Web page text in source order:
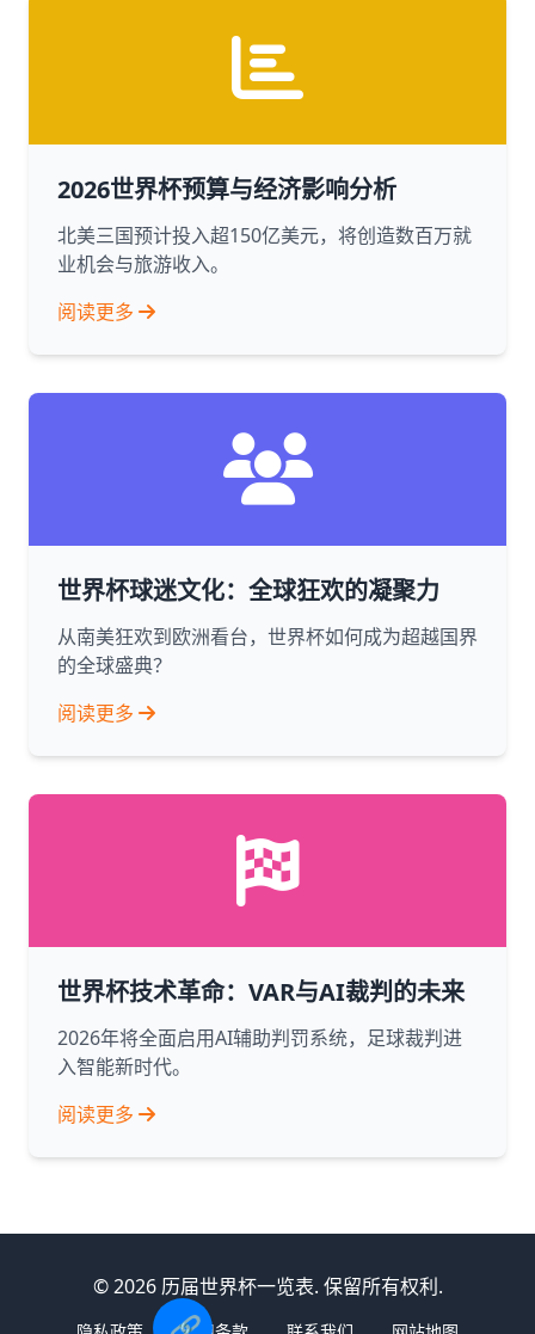
2026世界杯预算与经济影响分析
北美三国预计投入超150亿美元，将创造数百万就
业机会与旅游收入。
阅读更多
世界杯球迷文化：全球狂欢的凝聚力
从南美狂欢到欧洲看台，世界杯如何成为超越国界
的全球盛典？
阅读更多
世界杯技术革命：VAR与AI裁判的未来
2026年将全面启用AI辅助判罚系统，足球裁判进
入智能新时代。
阅读更多
© 2026 历届世界杯一览表. 保留所有权利.
🔗